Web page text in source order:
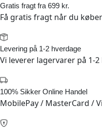
Gratis fragt fra 699 kr.
Få gratis fragt når du
Levering på 1-2 hverdage
Vi leverer lagervarer på 1-2
100% Sikker Online Handel
MobilePay / MasterCard /